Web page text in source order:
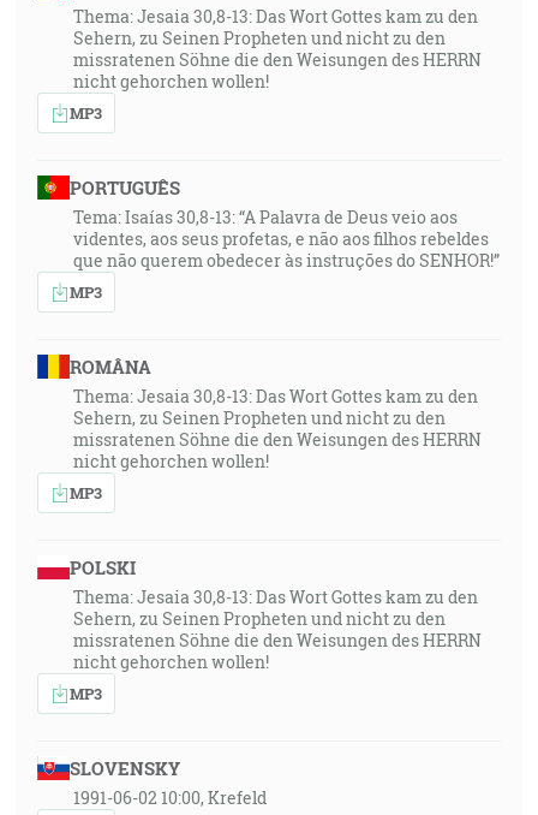
Thema: Jesaia 30,8-13: Das Wort Gottes kam zu den
Sehern, zu Seinen Propheten und nicht zu den
missratenen Söhne die den Weisungen des HERRN
nicht gehorchen wollen!
MP3
PORTUGUÊS
Tema: Isaías 30,8-13: “A Palavra de Deus veio aos
videntes, aos seus profetas, e não aos filhos rebeldes
que não querem obedecer às instruções do SENHOR!”
MP3
ROMÂNA
Thema: Jesaia 30,8-13: Das Wort Gottes kam zu den
Sehern, zu Seinen Propheten und nicht zu den
missratenen Söhne die den Weisungen des HERRN
nicht gehorchen wollen!
MP3
POLSKI
Thema: Jesaia 30,8-13: Das Wort Gottes kam zu den
Sehern, zu Seinen Propheten und nicht zu den
missratenen Söhne die den Weisungen des HERRN
nicht gehorchen wollen!
MP3
SLOVENSKY
1991-06-02 10:00, Krefeld